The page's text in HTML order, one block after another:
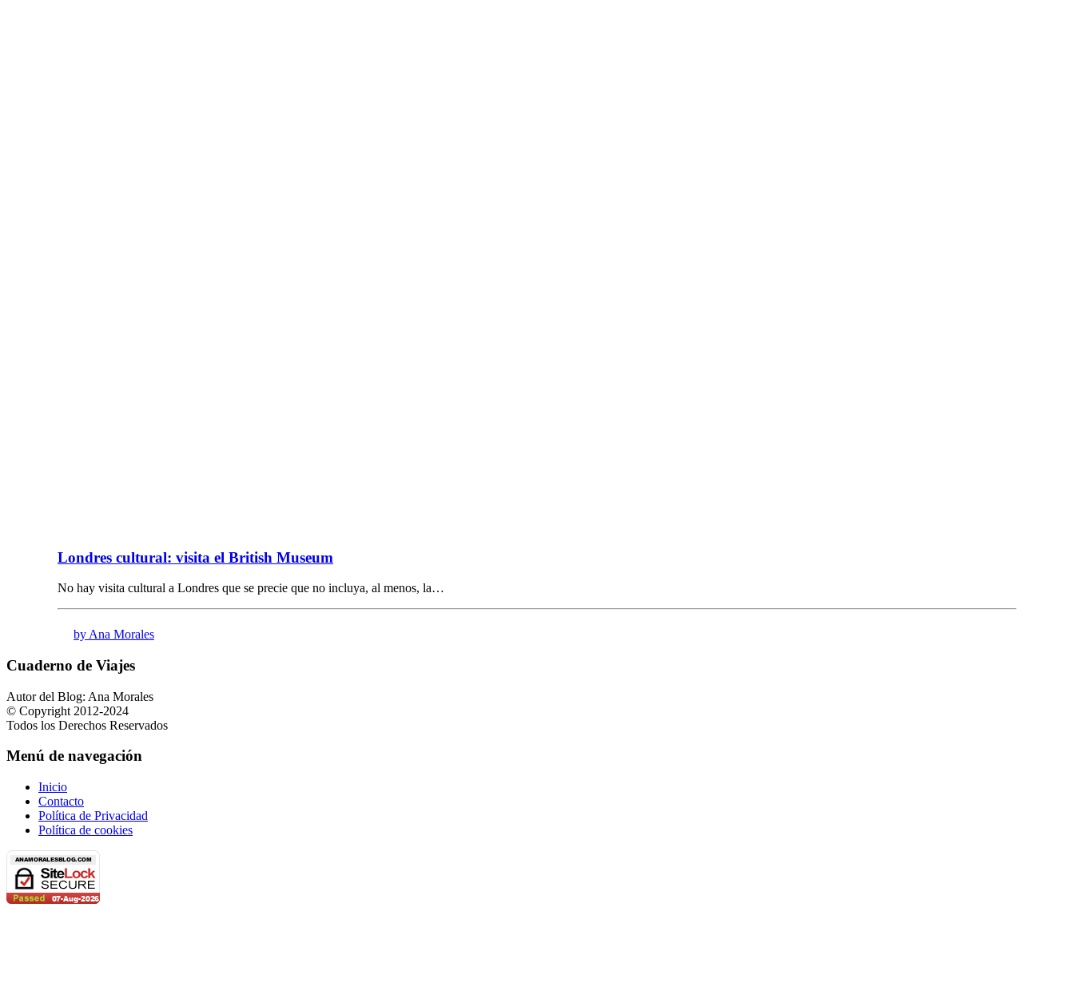
Londres cultural: visita el British Museum
No hay visita cultural a Londres que se precie que no incluya, al menos, la…
by Ana Morales
Cuaderno de Viajes
Autor del Blog: Ana Morales
© Copyright 2012-2024
Todos los Derechos Reservados
Menú de navegación
Inicio
Contacto
Política de Privacidad
Política de cookies